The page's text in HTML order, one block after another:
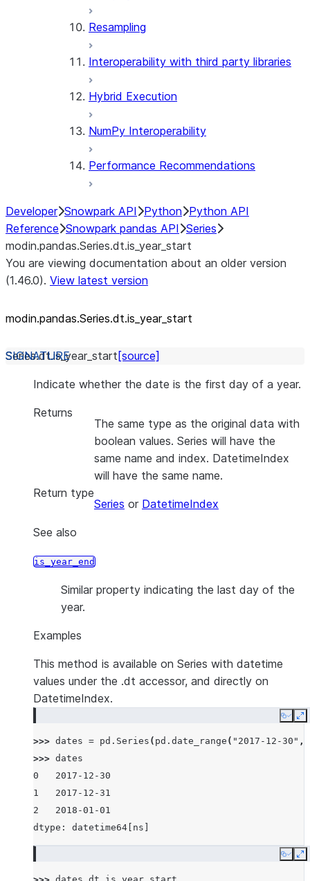
Resampling
Interoperability with third party libraries
Hybrid Execution
NumPy Interoperability
Performance Recommendations
Developer Snowpark API Python Python API
Reference Snowpark pandas API Series
modin.pandas.Series.dt.is_year_start
You are viewing documentation about an older version
(1.46.0). View latest version
modin.pandas.Series.dt.is_ year_ start
Series.dt.is_year_start [source]
Indicate whether the date is the first day of a year.
Returns
The same type as the original data with
boolean values. Series will have the
same name and index. DatetimeIndex
will have the same name.
Return type
Series or DatetimeIndex
See also
is_year_end
Similar property indicating the last day of the
year.
Examples
This method is available on Series with datetime
values under the .dt accessor, and directly on
DatetimeIndex.
Copy
>>> dates = pd . Series ( pd . date_range ( "2017-12-30" ,
>>> dates
0   2017-12-30
1   2017-12-31
2   2018-01-01
dtype: datetime64[ns]
Copy